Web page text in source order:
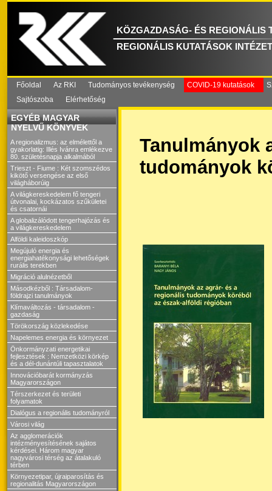
KÖZGAZDASÁG- ÉS REGIONÁLIS
REGIONÁLIS KUTATÁSOK
Főoldal Az RKI Tudományos tevékenység COVID-19 kutatások
Sajtószoba
Elérhetőség
EGYÉB MAGYAR
NYELVŰ KÖNYVEK
A regionalizmus: az elmélettől a
gyakorlatig: Illés Ivánra emlékezve
80. születésnapja alkalmából
Trieszt - Fiume : Két szomszédos
kikötő versengése az első
világháborúig
A világkereskedelem fő tengeri
útvonalai, kockázatos szűkületei
és csatornái
A globalizálódott tengerhajózás és
a világkereskedelem
Alföldi kaleidoszkóp
Megújuló energia és
energiahatékonysági lehetőségek
rurális terekben
Migráció alulnézetből
Másodkézből : Társadalom-
földrajzi tanulmányok
Klímaváltozás - társadalom -
gazdaság
Törökország közlekedése
Napelemes energia és környezet
Önkormányzati energetikai
fejlesztések : Nemzetközi körkép
és a dél-dunántúli tapasztalatok
Innovációbarát kormányzás
Magyarországon
Térszerkezet és területi
folyamatok
Dialógus a regionális tudományról
Városi világ
Az agglomerációk
intézményesítésének sajátos
kérdései. Három magyar
nagyvárosi térség az átalakuló
térben
Környezetipar, újraiparosítás és
regionalitás Magyarországon
Tanulmányok
tudományok